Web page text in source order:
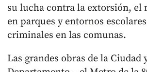
su lucha contra la extorsión, el
en parques y entornos
criminales en las comunas.
Las grandes obras de la Ciudad